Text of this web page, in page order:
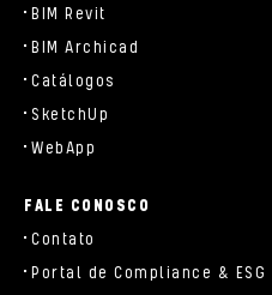
BIM Revit
BIM Archicad
Catálogos
SketchUp
WebApp
FALE CONOSCO
Contato
Portal de Compliance & ESG